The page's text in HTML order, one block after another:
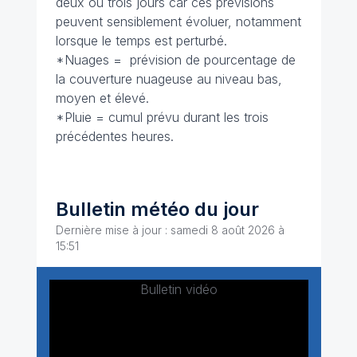
peuvent sensiblement évoluer, notamment
lorsque le temps est perturbé.
*Nuages = prévision de pourcentage de
la couverture nuageuse au niveau bas,
moyen et élevé.
*Pluie = cumul prévu durant les trois
précédentes heures.
Bulletin météo du jour
Dernière mise à jour : samedi 8 août 2026 à
15:51
Bulletin vidéo